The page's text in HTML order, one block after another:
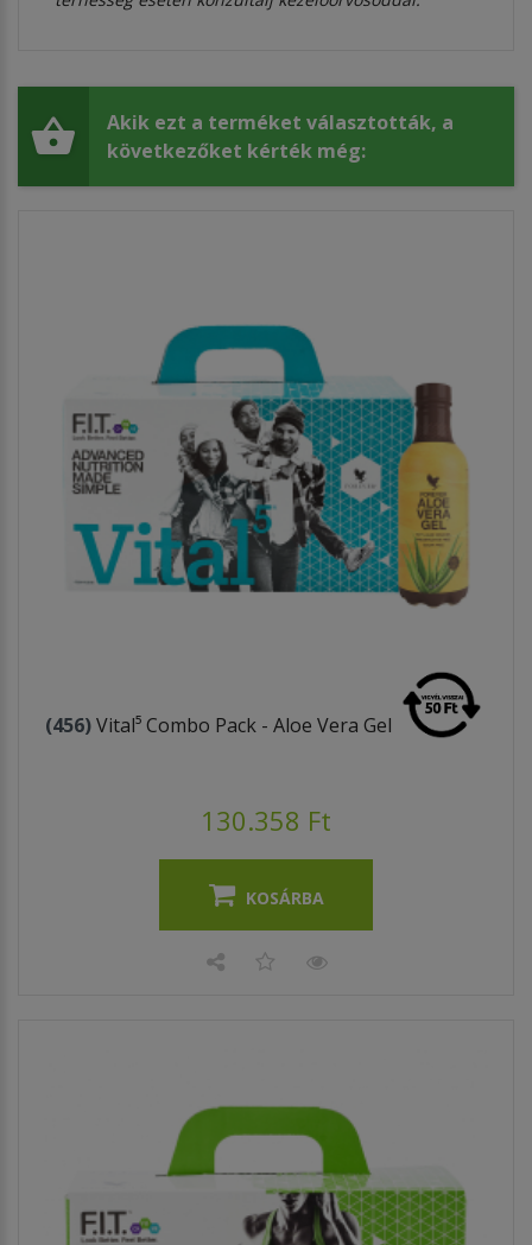
Akik ezt a terméket választották, a
következőket kérték még:
(456)Vital⁵ Combo Pack - Aloe Vera Gel
130.358 Ft
KOSÁRBA